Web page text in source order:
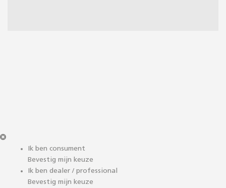
Ik ben consument
Bevestig mijn keuze
Ik ben dealer / professional
Bevestig mijn keuze